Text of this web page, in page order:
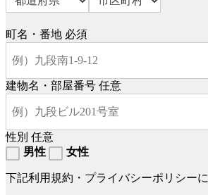
町名・番地 必須
建物名・部屋番号 任意
性別 任意
男性
女性
下記利用規約・プライバシーポリシーに